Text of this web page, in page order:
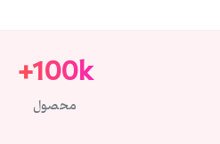
100k+
محصول